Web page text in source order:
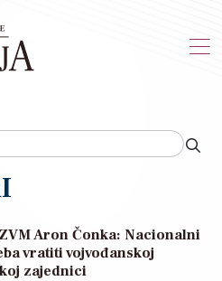
Aron Čonka: Nacionalni
vratiti vojvođanskoj
zajednici